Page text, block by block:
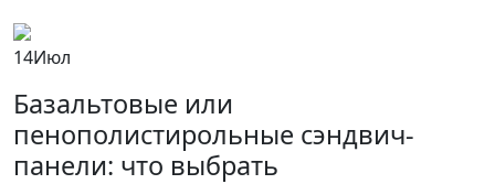
14Июл
Базальтовые или
пенополистирольные сэндвич-
панели: что выбрать